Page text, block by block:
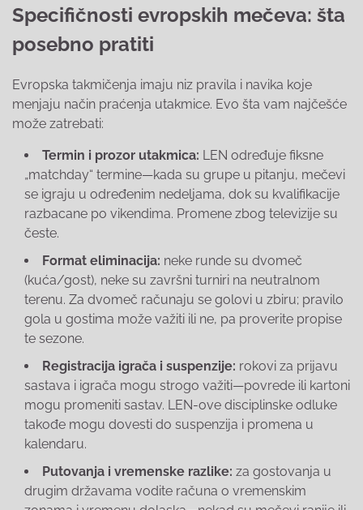
Specifičnosti evropskih mečeva: šta
posebno pratiti
Evropska takmičenja imaju niz pravila i navika koje
menjaju način praćenja utakmice. Evo šta vam najčešće
može zatrebati:
Termin i prozor utakmica: LEN određuje fiksne
„matchday“ termine—kada su grupe u pitanju, mečevi
se igraju u određenim nedeljama, dok su kvalifikacije
razbacane po vikendima. Promene zbog televizije su
česte.
Format eliminacija: neke runde su dvomeč
(kuća/gost), neke su završni turniri na neutralnom
terenu. Za dvomeč računaju se golovi u zbiru; pravilo
gola u gostima može važiti ili ne, pa proverite propise
te sezone.
Registracija igrača i suspenzije: rokovi za prijavu
sastava i igrača mogu strogo važiti—povrede ili kartoni
mogu promeniti sastav. LEN-ove disciplinske odluke
takođe mogu dovesti do suspenzija i promena u
kalendaru.
Putovanja i vremenske razlike: za gostovanja u
drugim državama vodite računa o vremenskim